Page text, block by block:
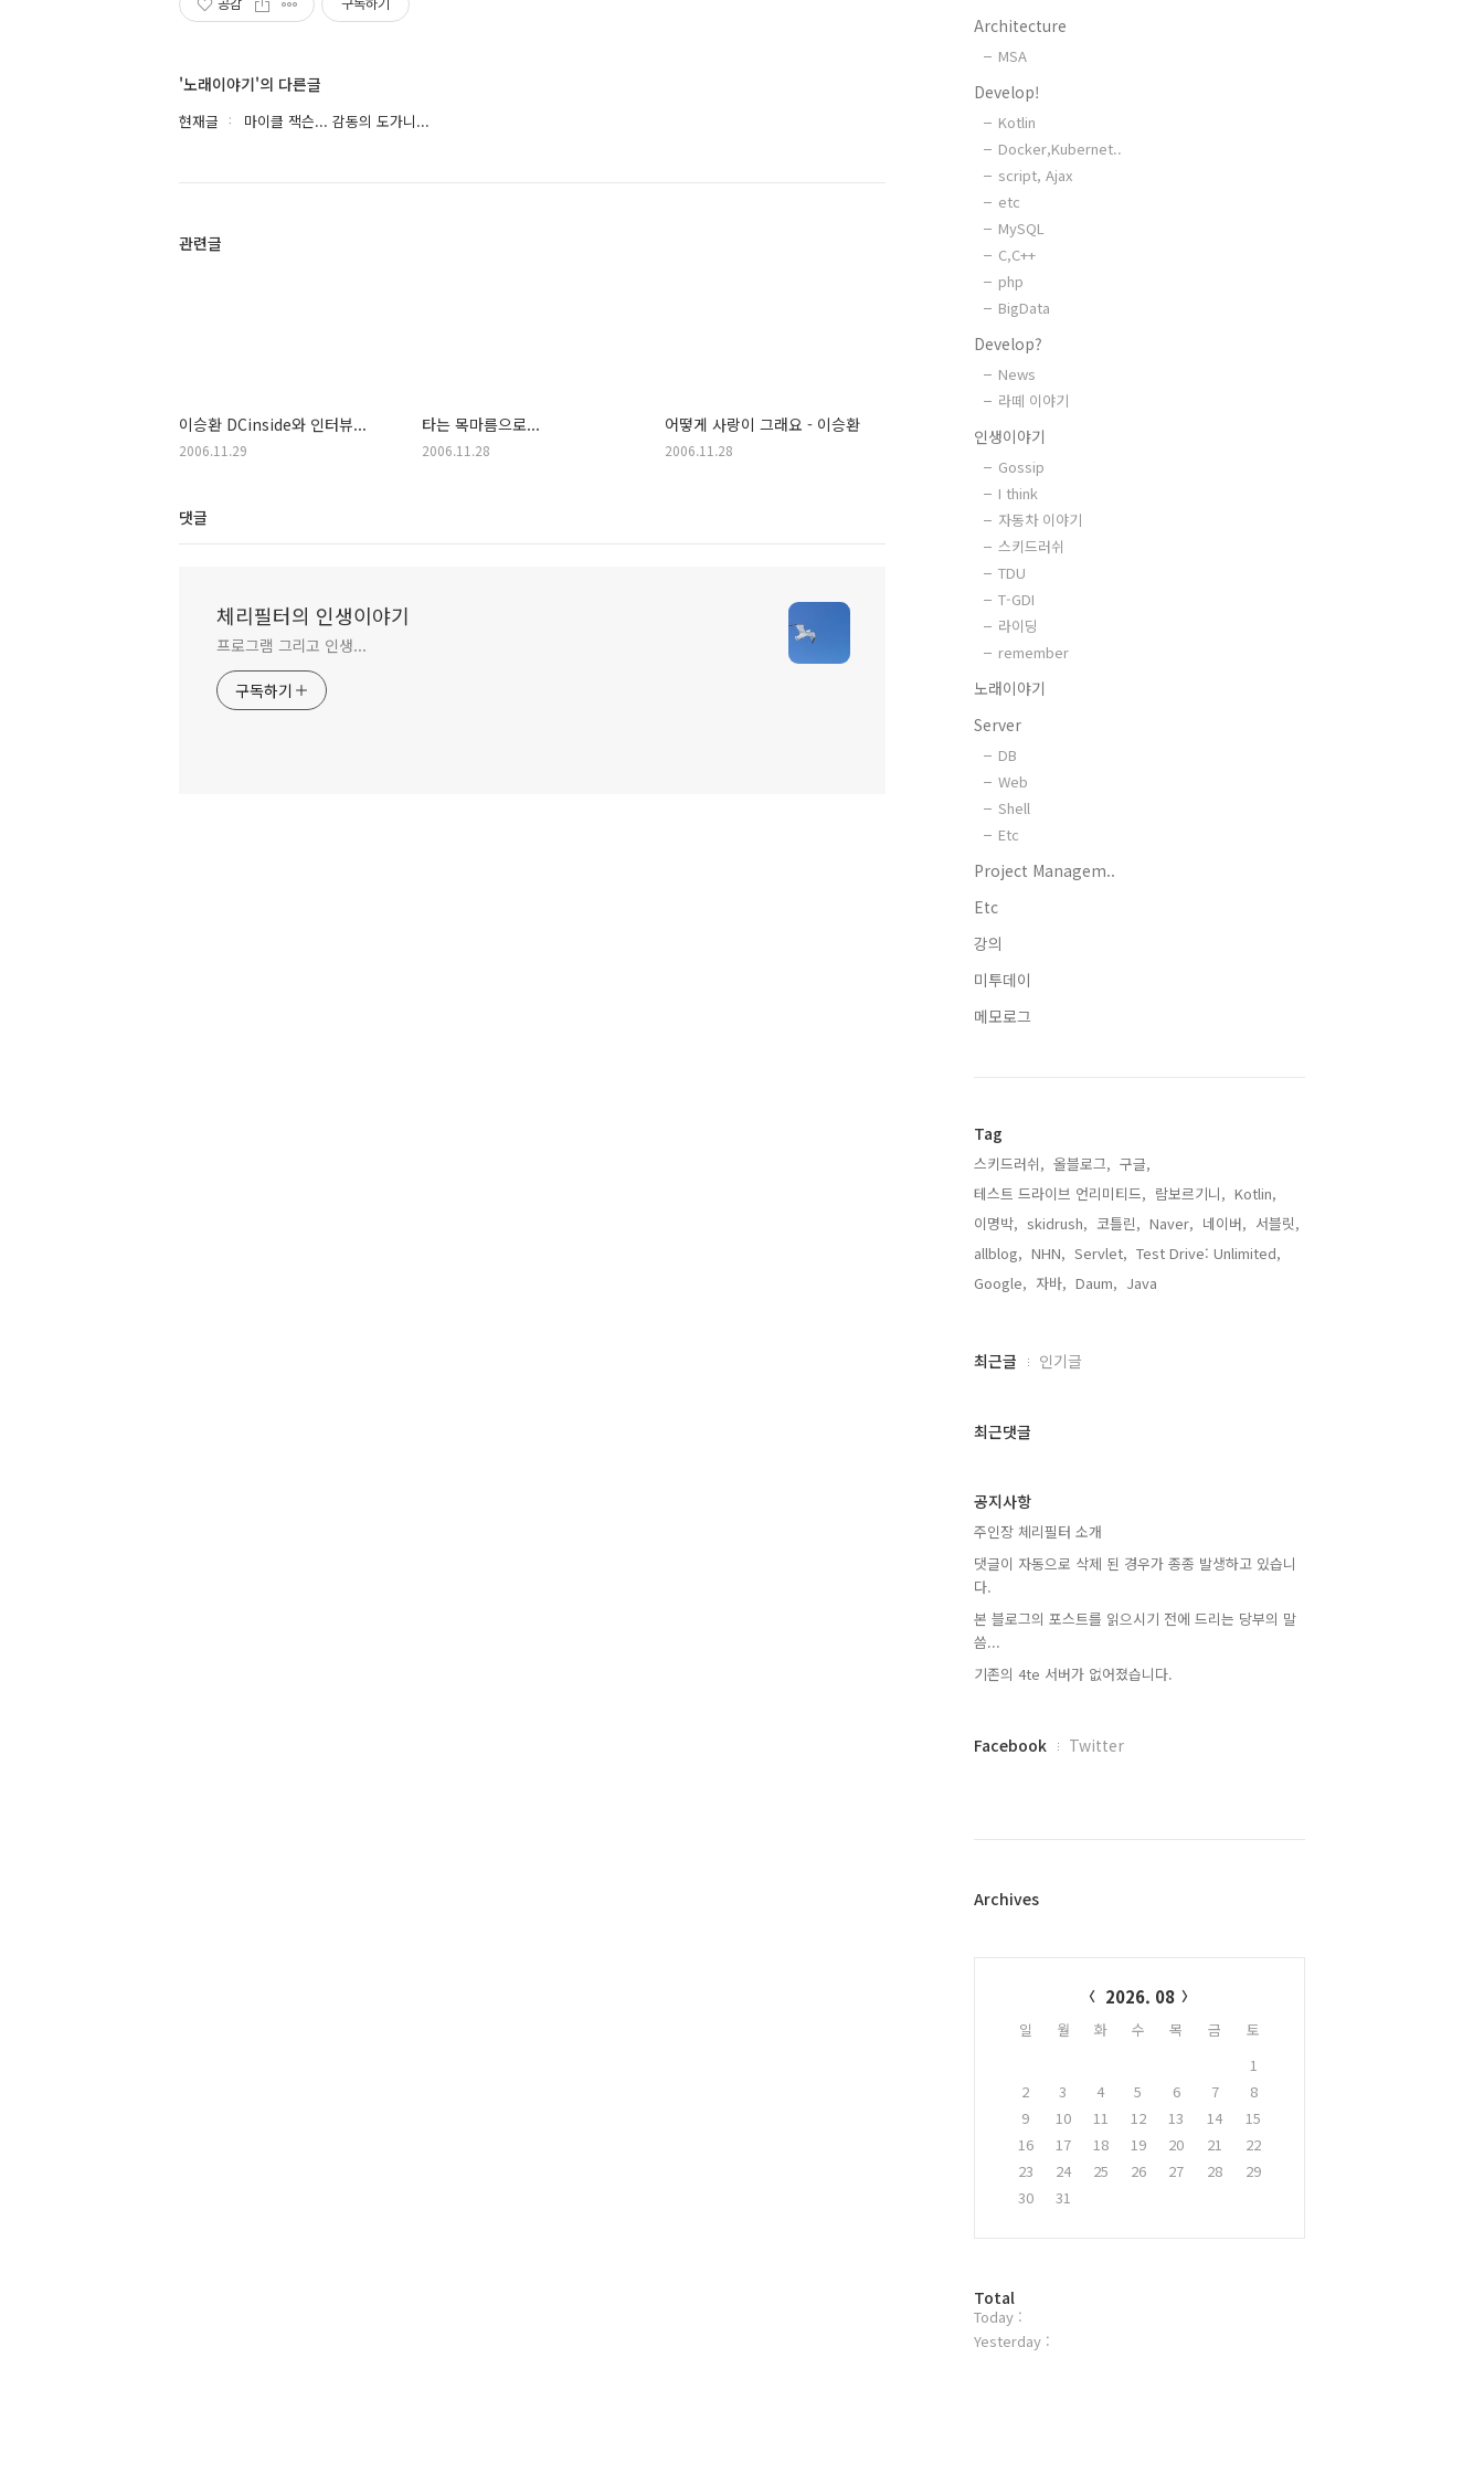
공감 구독하기
'노래이야기'의 다른글
현재글 마이클 잭슨... 감동의 도가니...
관련글
이승환 DCinside와 인터뷰...
2006.11.29
타는 목마름으로...
2006.11.28
어떻게 사랑이 그래요 - 이승환
2006.11.28
댓글
체리필터의 인생이야기
프로그램 그리고 인생...
구독하기
Architecture
MSA
Develop!
Kotlin
Docker,Kubernet..
script, Ajax
etc
MySQL
C,C++
php
BigData
Develop?
News
라떼 이야기
인생이야기
Gossip
I think
자동차 이야기
스키드러쉬
TDU
T-GDI
라이딩
remember
노래이야기
Server
DB
Web
Shell
Etc
Project Managem..
Etc
강의
미투데이
메모로그
Tag
스키드러쉬, 올블로그, 구글,
테스트 드라이브 언리미티드, 람보르기니, Kotlin,
이명박, skidrush, 코틀린, Naver, 네이버, 서블릿,
allblog, NHN, Servlet, Test Drive: Unlimited,
Google, 자바, Daum, Java,
최
과
글
최근글 인기글
최근댓글
공지사항
주인장 체리필터 소개
댓글이 자동으로 삭제 된 경우가 종종 발생하고 있습니
다.
본 블로그의 포스트를 읽으시기 전에 드리는 당부의 말
씀...
기존의 4te 서버가 없어졌습니다.
페
플
Facebook Twitter
Archives
2026. 08
일 월 화 수 목 금
토
1
2
3 4 5 6 7
8
9
10 11 12 13 14
15
16
17 18 19 20 21
22
23
24 25 26 27 28
29
30
31
방
문
자
Total
Today :
Yesterday :